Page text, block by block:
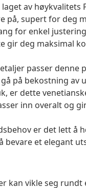
av høykvalitets
på, supert for deg
for enkel
gir deg maksimal
passer denne
på bekostning av
er dette
inn overalt og
er det lett å
et elegant
kan vikle seg rundt